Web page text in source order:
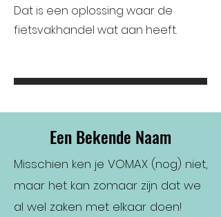
Dat is een oplossing waar de
fietsvakhandel wat aan heeft.
Een Bekende Naam
Misschien ken je VOMAX (nog) niet,
maar het kan zomaar zijn dat we
al wel zaken met elkaar doen!